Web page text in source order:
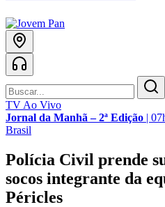
TV Ao Vivo
Jornal da Manhã – 2ª Edição |
Brasil
Polícia Civil prende
socos integrante da
Péricles